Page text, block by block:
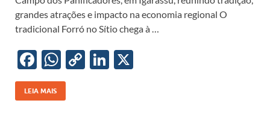
b
o
o
k
s
A
p
p
y
Li
n
k
e
dI
n
grandes atrações e impacto na economia regional O
tradicional Forró no Sítio chega à …
F
ac
e
W
h
at
C
Li
LEIA MAIS